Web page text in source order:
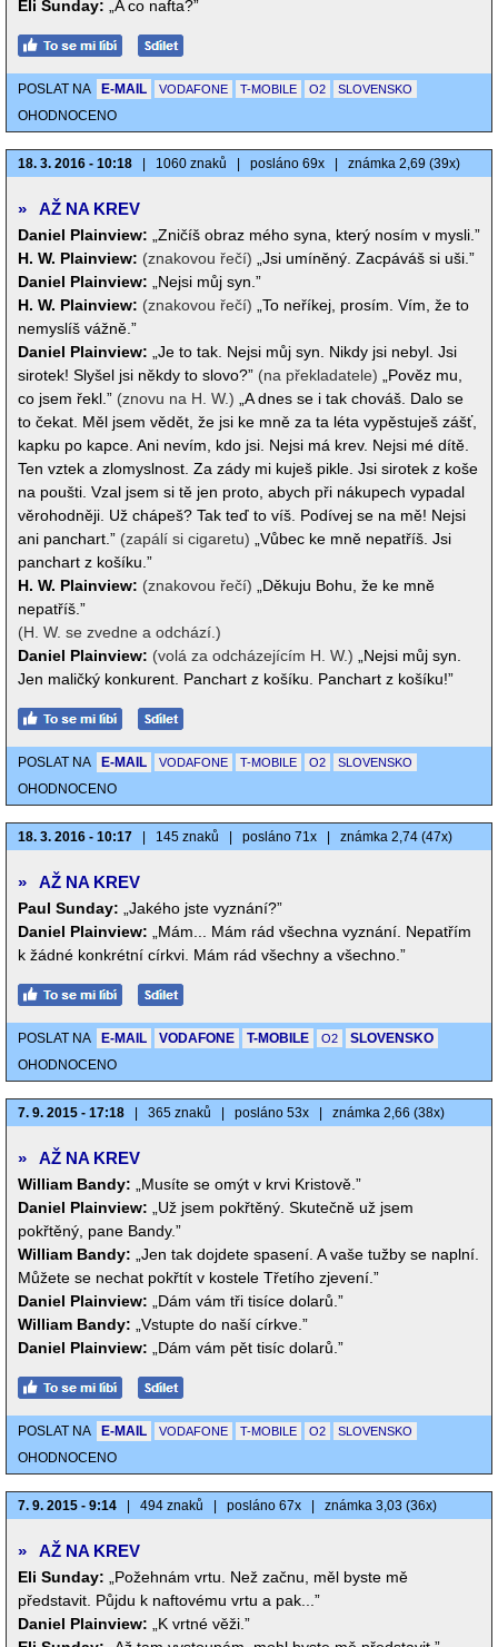
Eli Sunday: „A co nafta?”
POSLAT NA E-MAIL VODAFONE T-MOBILE O2 SLOVENSKO
OHODNOCENO
18. 3. 2016 - 10:18 1060 znaků posláno 69x známka 2,69 (39x)
» AŽ NA KREV
Daniel Plainview:
„Zničíš obraz mého syna, který nosím v mysli.”
H. W. Plainview: (znakovou řečí)
„Jsi umíněný. Zacpáváš si uši.”
Daniel Plainview:
„Nejsi můj syn.”
H. W. Plainview: (znakovou řečí)
„To neříkej, prosím. Vím, že to
nemyslíš vážně.”
Daniel Plainview:
„Je to tak. Nejsi můj syn. Nikdy jsi nebyl. Jsi
sirotek! Slyšel jsi někdy to slovo?” (na překladatele)
„Pověz mu,
co jsem řekl.” (znovu na H. W.)
„A dnes se i tak chováš. Dalo se
to čekat. Měl jsem vědět, že jsi ke mně za ta léta vypěstuješ zášť,
kapku po kapce. Ani nevím, kdo jsi. Nejsi má krev. Nejsi mé dítě.
Ten vztek a zlomyslnost. Za zády mi kuješ pikle. Jsi sirotek z koše
na poušti. Vzal jsem si tě jen proto, abych při nákupech vypadal
věrohodněji. Už chápeš? Tak teď to víš. Podívej se na mě! Nejsi
ani panchart.” (zapálí si cigaretu)
„Vůbec ke mně nepatříš. Jsi
panchart z košíku.”
H. W. Plainview: (znakovou řečí)
„Děkuju Bohu, že ke mně
nepatříš.”
(H. W. se zvedne a odchází.)
Daniel Plainview: (volá za odcházejícím H. W.)
„Nejsi můj syn.
Jen maličký konkurent. Panchart z košíku. Panchart z košíku!”
POSLAT NA E-MAIL VODAFONE T-MOBILE O2 SLOVENSKO
OHODNOCENO
18. 3. 2016 - 10:17 145 znaků posláno 71x známka 2,74 (47x)
» AŽ NA KREV
Paul Sunday:
„Jakého jste vyznání?”
Daniel Plainview:
„Mám... Mám rád všechna vyznání. Nepatřím
k žádné konkrétní církvi. Mám rád všechny a všechno.”
POSLAT NA E-MAIL VODAFONE T-MOBILE O2
SLOVENSKO
OHODNOCENO
7. 9. 2015 - 17:18 365 znaků posláno 53x známka 2,66 (38x)
» AŽ NA KREV
William Bandy:
„Musíte se omýt v krvi Kristově.”
Daniel Plainview:
„Už jsem pokřtěný. Skutečně už jsem
pokřtěný, pane Bandy.”
William Bandy:
„Jen tak dojdete spasení. A vaše tužby se naplní.
Můžete se nechat pokřtít v kostele Třetího zjevení.”
Daniel Plainview:
„Dám vám tři tisíce dolarů.”
William Bandy:
„Vstupte do naší církve.”
Daniel Plainview:
„Dám vám pět tisíc dolarů.”
POSLAT NA E-MAIL VODAFONE T-MOBILE O2 SLOVENSKO
OHODNOCENO
7. 9. 2015 - 9:14 494 znaků posláno 67x známka 3,03 (36x)
» AŽ NA KREV
Eli Sunday:
„Požehnám vrtu. Než začnu, měl byste mě
představit. Půjdu k naftovému vrtu a pak...”
Daniel Plainview:
„K vrtné věži.”